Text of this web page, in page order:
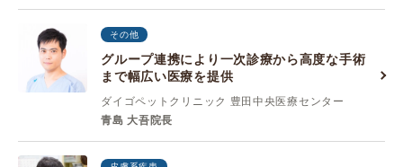
その他
グループ連携により一次診療から高度な手術
まで幅広い医療を提供
ダイゴペットクリニック 豊田中央医療センター
青島 大吾院長